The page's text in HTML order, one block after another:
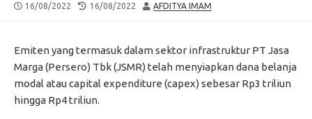
PUBLISHED
16/08/2022
LAST
16/08/2022 AUTHOR
AFDITYA IMAM
Emiten yang termasuk dalam sektor infrastruktur PT Jasa
Marga (Persero) Tbk (JSMR) telah menyiapkan dana belanja
modal atau capital expenditure (capex) sebesar Rp3 triliun
hingga Rp4 triliun.